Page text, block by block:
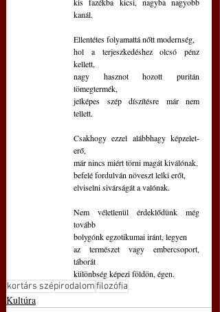
kanál.
Ellentétes folyamattá nőtt modernség,
hol a terjeszkedéshez olcsó pénz
kellett,
nagy hasznot hozott puritán
tömegtermék,
jelképes szép díszítésre már nem
tellett.
Csakhogy ezzel alábbhagy képzelet-
erő,
már nincs miért törni magát kiválónak,
befelé fordulván növeszt lelki erőt,
elviselni sivárságát a valónak.
Nem véletlenül érdeklődünk még
tovább
bolygónk egzotikumai iránt, legyen
az természet vagy embercsoport,
táborát
különbség képezi földön, égen.
kortárs szépirodalomfilozófia
Kultúra